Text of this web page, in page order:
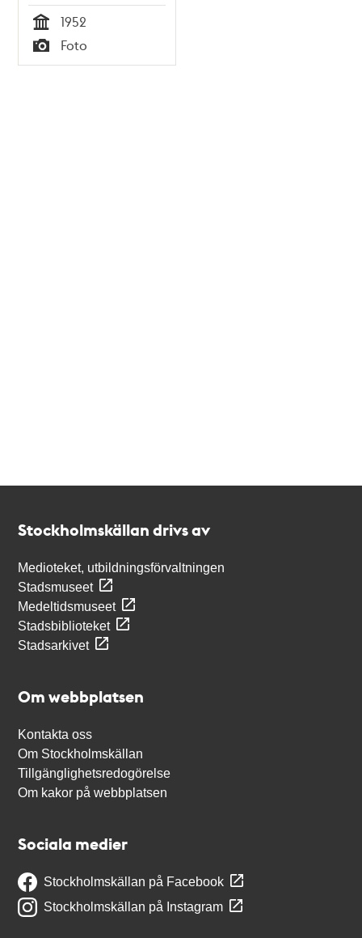
Tid
1952
Typ
Foto
Stockholmskällan drivs av
Medioteket, utbildningsförvaltningen
Stadsmuseet
Medeltidsmuseet
Stadsbiblioteket
Stadsarkivet
Om webbplatsen
Kontakta oss
Om Stockholmskällan
Tillgänglighetsredogörelse
Om kakor på webbplatsen
Sociala medier
Stockholmskällan på Facebook
Stockholmskällan på Instagram